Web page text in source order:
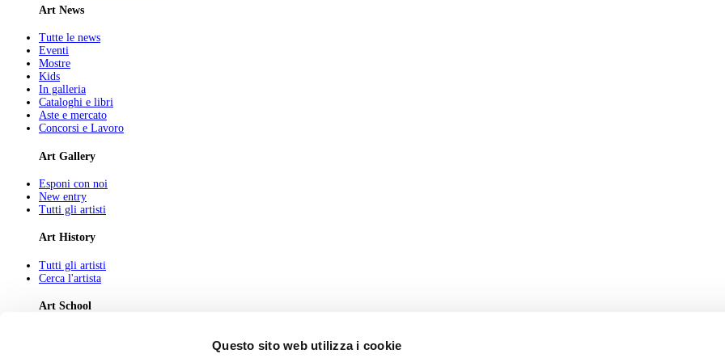
Questo sito web utilizza i cookie
Art News
Tutte le news
Eventi
Mostre
Kids
In galleria
Cataloghi e libri
Aste e mercato
Concorsi e Lavoro
Art Gallery
Esponi con noi
New entry
Tutti gli artisti
Art History
Tutti gli artisti
Cerca l'artista
Art School